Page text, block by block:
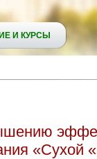
И КУРСЫ
«Сухой